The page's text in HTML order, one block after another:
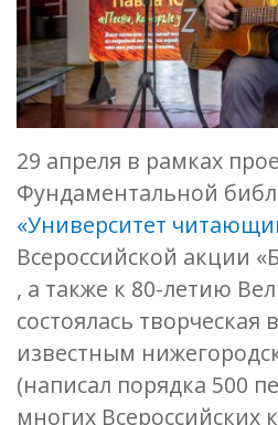
29 апреля в рамках
Фундаментальной
«Университет
Всероссийской акции
, а также к 80-летию
состоялась творческая
известным
(написал порядка 500
многих Всероссийских